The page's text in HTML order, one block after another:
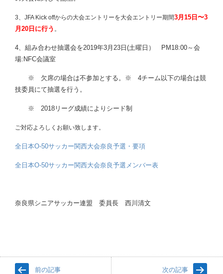
3、JFA Kick offからの大会エントリーを大会エントリー期間3月15日〜3
月20日に行う 。
4、組み合わせ抽選会を2019年3月23日(土曜日） PM18:00～会
場:NFC会議室
※ 欠席の場合は不参加とする。※ 4チーム以下の場合は競
技委員にて抽選を行う。
※ 2018リーグ成績によりシード制
ご対応よろしくお願い致します。
全日本O-50サッカー関西大会奈良予選・要項
全日本O-50サッカー関西大会奈良予選メンバー表
奈良県シニアサッカー連盟 委員長 西川清文
前の記事 次の記事